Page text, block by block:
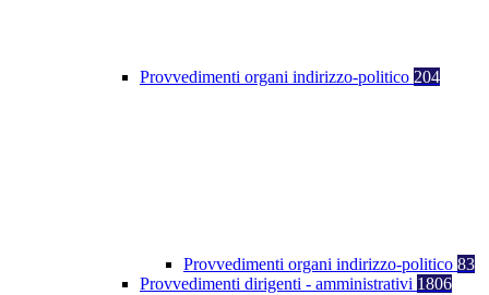
Provvedimenti organi indirizzo-politico 204
Provvedimenti organi indirizzo-politico 83
Provvedimenti dirigenti - amministrativi 1806